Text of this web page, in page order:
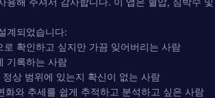
계되었습니다:
확인하고 싶지만 가끔 잊어버리는 사람
기록하는 사람
상 범위에 있는지 확신이 없는 사람
화와 추세를 쉽게 추적하고 분석하고 싶은 사람